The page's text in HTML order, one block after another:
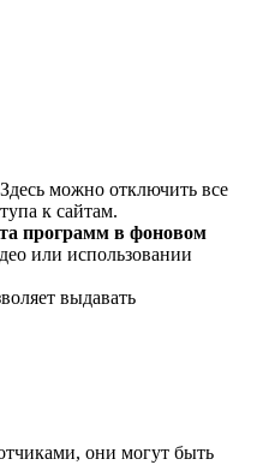
можно отключить все
к сайтам.
программ в фоновом
или использовании
выдавать
они могут быть